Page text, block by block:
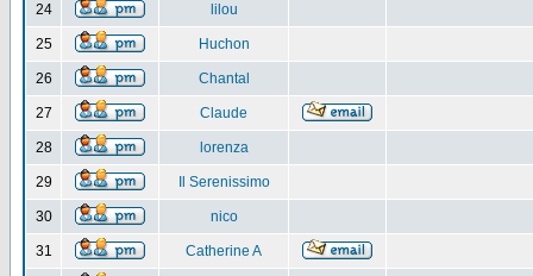
24 lilou
25 Huchon
26 Chantal
27 Claude
28 lorenza
29 Il Serenissimo
30 nico
31 Catherine A